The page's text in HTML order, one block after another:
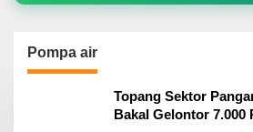
Pompa air
Topang Sektor
Bakal Gelontor 7.000